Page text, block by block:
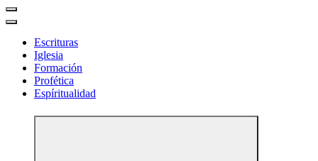
Escrituras
Iglesia
Formación
Profética
Espíritualidad